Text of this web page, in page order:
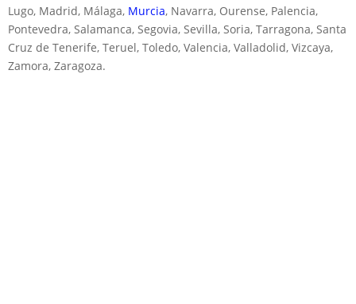
Lugo, Madrid, Málaga, Murcia, Navarra, Ourense, Palencia,
Pontevedra, Salamanca, Segovia, Sevilla, Soria, Tarragona, Santa
Cruz de Tenerife, Teruel, Toledo, Valencia, Valladolid, Vizcaya,
Zamora, Zaragoza.